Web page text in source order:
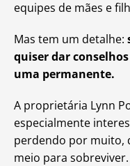
equipes de mães e
Mas tem um detalhe:
quiser dar
uma permanente.
A proprietária Lynn
especialmente
perdendo por muito,
meio para